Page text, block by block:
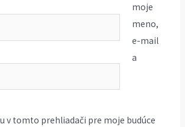
moje
meno,
e-mail
a
v tomto prehliadači pre moje budúce